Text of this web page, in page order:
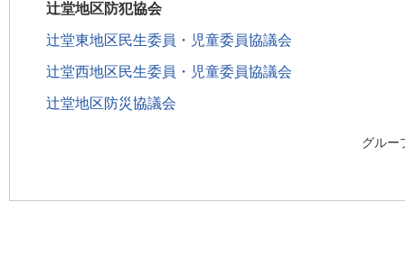
辻堂地区防犯協会
辻堂東地区民生委員・児童委員協議会
辻堂西地区民生委員・児童委員協議会
辻堂地区防災協議会
グルー